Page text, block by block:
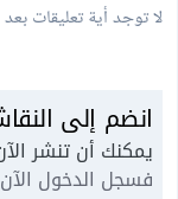
لا توجد أية تعليقات بعد
انضم إلى
يمكنك أن تنشر
فسجل الدخول الآن